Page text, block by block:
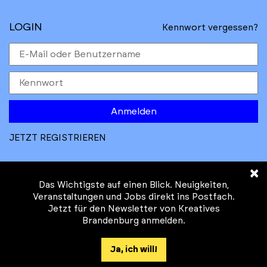
LOGIN Kennwort vergessen?
Anmelden
JETZT REGISTRIEREN
© Kreatives Brandenburg im Auftrag des
Klimaschutz des Landes Brandenburg
×
Das Wichtigste auf einen Blick. Neuigkeiten,
Veranstaltungen und Jobs direkt ins Postfach.
Jetzt für den Newsletter von Kreatives
Brandenburg anmelden.
Ja, ich will!